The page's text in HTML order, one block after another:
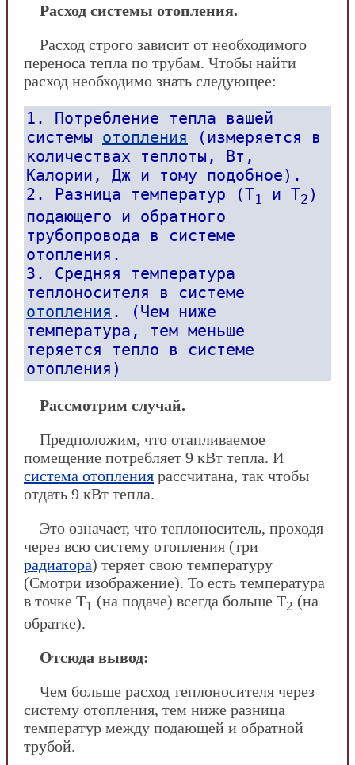
Расход системы отопления.
Расход строго зависит от необходимого
переноса тепла по трубам. Чтобы найти
расход необходимо знать следующее:
1. Потребление тепла вашей
системы отопления (измеряется в
количествах теплоты, Вт,
Калории, Дж и тому подобное).
2. Разница температур (Т1 и Т2 )
подающего и обратного
трубопровода в системе
отопления.
3. Средняя температура
теплоносителя в системе
отопления . (Чем ниже
температура, тем меньше
теряется тепло в системе
отопления)
Рассмотрим случай.
Предположим, что отапливаемое
помещение потребляет 9 кВт тепла. И
система отопления рассчитана, так чтобы
отдать 9 кВт тепла.
Это означает, что теплоноситель, проходя
через всю систему отопления (три
радиатора) теряет свою температуру
(Смотри изображение). То есть температура
в точке Т1 (на подаче) всегда больше Т2 (на
обратке).
Отсюда вывод:
Чем больше расход теплоносителя через
систему отопления, тем ниже разница
температур между подающей и обратной
трубой.